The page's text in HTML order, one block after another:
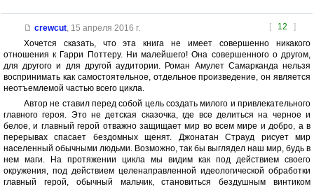
[ 12 ]
crewcut, 15 апреля 2016 г.
Хочется сказать, что эта книга не имеет совершенно никакого
отношения к Гарри Поттеру. Ни малейшего! Она совершенного о другом,
для другого и для другой аудитории. Роман Амулет Самарканда нельзя
воспринимать как самостоятельное, отдельное произведение, он является
неотъемлемой частью всего цикла.
Автор не ставил перед собой цель создать милого и привлекательного
главного героя. Это не детская сказочка, где все делиться на черное и
белое, и главный герой отважно защищает мир во всем мире и добро, а в
перерывах спасает бездомных щенят. Джонатан Страуд рисует мир
населенный обычными людьми. Возможно, так бы выглядел наш мир, будь в
нем маги. На протяжении цикла мы видим как под действием своего
окружения, под действием целенаправленной идеологической обработки
главный герой, обычный мальчик, становиться бездушным винтиком